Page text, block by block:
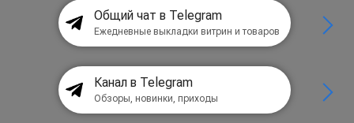
Общий чат в Telegram
Ежедневные выкладки витрин и товаров
Канал в Telegram
Обзоры, новинки, приходы